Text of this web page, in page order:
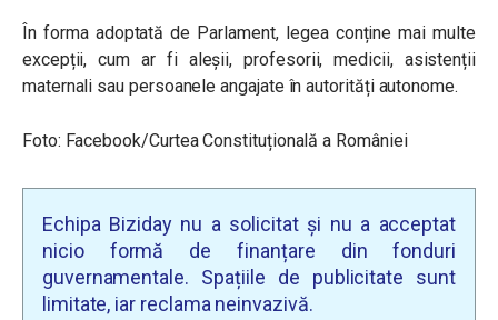
În forma adoptată de Parlament, legea conține mai multe
excepții, cum ar fi aleșii, profesorii, medicii, asistenții
maternali sau persoanele angajate în autorități autonome.
Foto: Facebook/Curtea Constituțională a României
Echipa Biziday nu a solicitat și nu a acceptat
nicio formă de finanțare din fonduri
guvernamentale. Spațiile de publicitate sunt
limitate, iar reclama neinvazivă.